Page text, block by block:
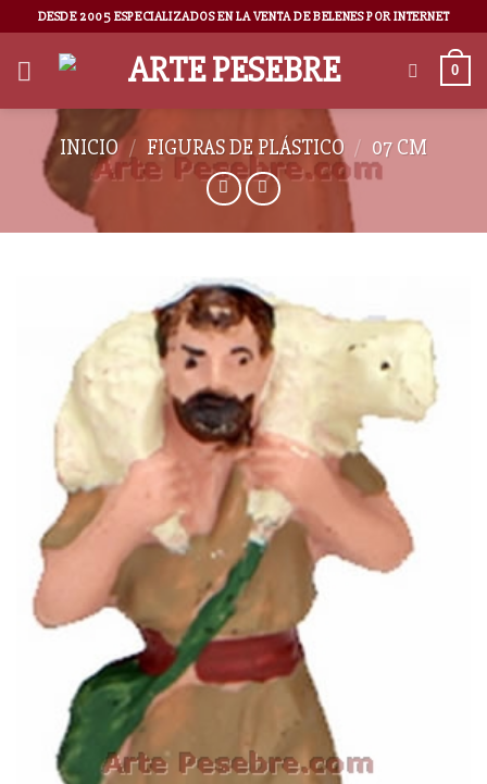
DESDE 2005 ESPECIALIZADOS EN LA VENTA DE BELENES POR INTERNET
0
INICIO / FIGURAS DE PLÁSTICO / 07 CM